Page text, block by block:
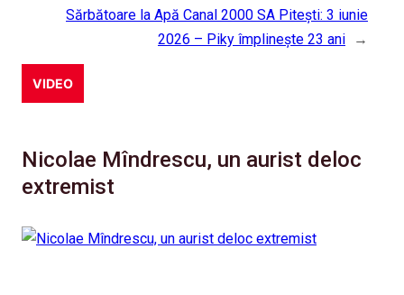
Sărbătoare la Apă Canal 2000 SA Pitești: 3 iunie
2026 – Piky împlineşte 23 ani
→
VIDEO
Nicolae Mîndrescu, un aurist deloc
extremist